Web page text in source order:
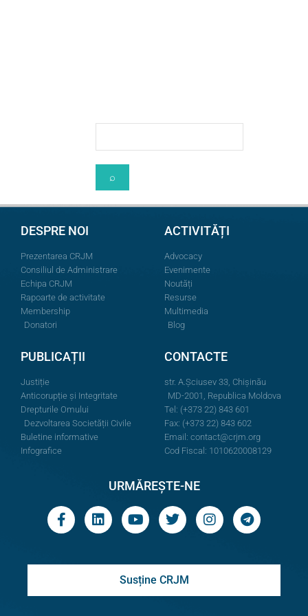
DESPRE NOI
Prezentarea CRJM
Consiliul de Administrare
Echipa CRJM
Rapoarte de activitate
Membership
Donatori
ACTIVITĂȚI
Advocacy
Evenimente
Noutăți
Resurse
Multimedia
Blog
PUBLICAȚII
Justiție
Anticorupție și Integritate
Drepturile Omului
Dezvoltarea Societății Civile
Buletine informative
Infografice
CONTACTE
str. A.Şciusev 33, Chișinău
MD-2001, Republica Moldova
Tel: (+373 22) 843 601
Fax: (+373 22) 843 602
Email: contact@crjm.org
Cod Fiscal: 1010620008129
URMĂREȘTE-NE
Susține CRJM